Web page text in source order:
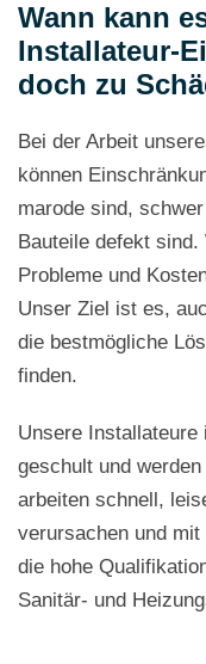
Wann kann
Installateur-
doch zu
Bei der Arbeit
können
marode sind,
Bauteile defekt
Probleme und
Unser Ziel ist es,
die bestmögliche
finden.
Unsere Installateure
geschult und
arbeiten schnell,
verursachen und
die hohe
Sanitär- und